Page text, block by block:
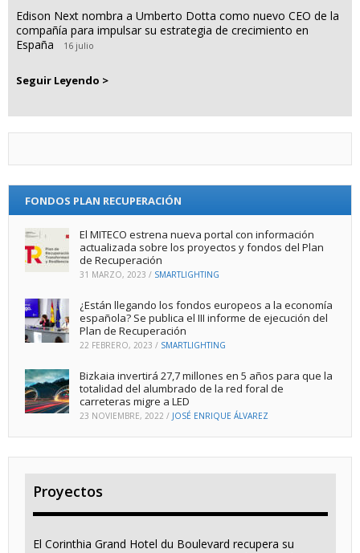
Edison Next nombra a Umberto Dotta como nuevo CEO de la
compañía para impulsar su estrategia de crecimiento en
España
16 julio
Seguir Leyendo >
FONDOS PLAN RECUPERACIÓN
El MITECO estrena nueva portal con información
actualizada sobre los proyectos y fondos del Plan
de Recuperación
31 MARZO, 2023 / SMARTLIGHTING
¿Están llegando los fondos europeos a la economía
española? Se publica el III informe de ejecución del
Plan de Recuperación
22 FEBRERO, 2023 / SMARTLIGHTING
Bizkaia invertirá 27,7 millones en 5 años para que la
totalidad del alumbrado de la red foral de
carreteras migre a LED
23 NOVIEMBRE, 2022 / JOSÉ ENRIQUE ÁLVAREZ
Proyectos
El Corinthia Grand Hotel du Boulevard recupera su